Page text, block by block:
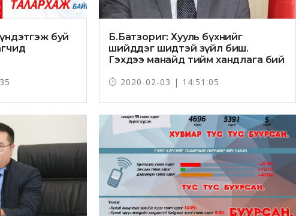
буй
Б.Батзориг: Хууль бүхнийг
шийддэг шидтэй зүйл биш.
Гэхдээ манайд тийм хандлага бий
2020-02-03 | 14:51:05